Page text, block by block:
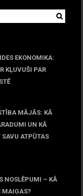
EKONOMIKA:
KĻUVUŠI PAR
MĀJĀS: KĀ
UN KĀ
ATPŪTAS
NOSLĒPUMI – KĀ
MAIGAS?